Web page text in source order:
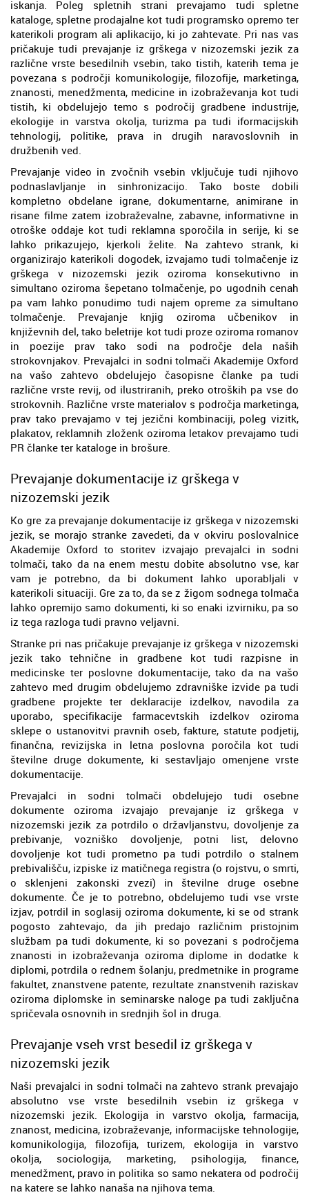
iskanja. Poleg spletnih strani prevajamo tudi spletne
kataloge, spletne prodajalne kot tudi programsko opremo ter
katerikoli program ali aplikacijo, ki jo zahtevate. Pri nas vas
pričakuje tudi prevajanje iz grškega v nizozemski jezik za
različne vrste besedilnih vsebin, tako tistih, katerih tema je
povezana s področji komunikologije, filozofije, marketinga,
znanosti, menedžmenta, medicine in izobraževanja kot tudi
tistih, ki obdelujejo temo s področij gradbene industrije,
ekologije in varstva okolja, turizma pa tudi iformacijskih
tehnologij, politike, prava in drugih naravoslovnih in
družbenih ved.
Prevajanje video in zvočnih vsebin vključuje tudi njihovo
podnaslavljanje in sinhronizacijo. Tako boste dobili
kompletno obdelane igrane, dokumentarne, animirane in
risane filme zatem izobraževalne, zabavne, informativne in
otroške oddaje kot tudi reklamna sporočila in serije, ki se
lahko prikazujejo, kjerkoli želite. Na zahtevo strank, ki
organizirajo katerikoli dogodek, izvajamo tudi tolmačenje iz
grškega v nizozemski jezik oziroma konsekutivno in
simultano oziroma šepetano tolmačenje, po ugodnih cenah
pa vam lahko ponudimo tudi najem opreme za simultano
tolmačenje. Prevajanje knjig oziroma učbenikov in
književnih del, tako beletrije kot tudi proze oziroma romanov
in poezije prav tako sodi na področje dela naših
strokovnjakov. Prevajalci in sodni tolmači Akademije Oxford
na vašo zahtevo obdelujejo časopisne članke pa tudi
različne vrste revij, od ilustriranih, preko otroških pa vse do
strokovnih. Različne vrste materialov s področja marketinga,
prav tako prevajamo v tej jezični kombinaciji, poleg vizitk,
plakatov, reklamnih zloženk oziroma letakov prevajamo tudi
PR članke ter kataloge in brošure.
Prevajanje dokumentacije iz grškega v
nizozemski jezik
Ko gre za prevajanje dokumentacije iz grškega v nizozemski
jezik, se morajo stranke zavedeti, da v okviru poslovalnice
Akademije Oxford to storitev izvajajo prevajalci in sodni
tolmači, tako da na enem mestu dobite absolutno vse, kar
vam je potrebno, da bi dokument lahko uporabljali v
katerikoli situaciji. Gre za to, da se z žigom sodnega tolmača
lahko opremijo samo dokumenti, ki so enaki izvirniku, pa so
iz tega razloga tudi pravno veljavni.
Stranke pri nas pričakuje prevajanje iz grškega v nizozemski
jezik tako tehnične in gradbene kot tudi razpisne in
medicinske ter poslovne dokumentacije, tako da na vašo
zahtevo med drugim obdelujemo zdravniške izvide pa tudi
gradbene projekte ter deklaracije izdelkov, navodila za
uporabo, specifikacije farmacevtskih izdelkov oziroma
sklepe o ustanovitvi pravnih oseb, fakture, statute podjetij,
finančna, revizijska in letna poslovna poročila kot tudi
številne druge dokumente, ki sestavljajo omenjene vrste
dokumentacije.
Prevajalci in sodni tolmači obdelujejo tudi osebne
dokumente oziroma izvajajo prevajanje iz grškega v
nizozemski jezik za potrdilo o državljanstvu, dovoljenje za
prebivanje, vozniško dovoljenje, potni list, delovno
dovoljenje kot tudi prometno pa tudi potrdilo o stalnem
prebivališču, izpiske iz matičnega registra (o rojstvu, o smrti,
o sklenjeni zakonski zvezi) in številne druge osebne
dokumente. Če je to potrebno, obdelujemo tudi vse vrste
izjav, potrdil in soglasij oziroma dokumente, ki se od strank
pogosto zahtevajo, da jih predajo različnim pristojnim
službam pa tudi dokumente, ki so povezani s področjema
znanosti in izobraževanja oziroma diplome in dodatke k
diplomi, potrdila o rednem šolanju, predmetnike in programe
fakultet, znanstvene patente, rezultate znanstvenih raziskav
oziroma diplomske in seminarske naloge pa tudi zaključna
spričevala osnovnih in srednjih šol in druga.
Prevajanje vseh vrst besedil iz grškega v
nizozemski jezik
Naši prevajalci in sodni tolmači na zahtevo strank prevajajo
absolutno vse vrste besedilnih vsebin iz grškega v
nizozemski jezik. Ekologija in varstvo okolja, farmacija,
znanost, medicina, izobraževanje, informacijske tehnologije,
komunikologija, filozofija, turizem, ekologija in varstvo
okolja, sociologija, marketing, psihologija, finance,
menedžment, pravo in politika so samo nekatera od področij
na katere se lahko nanaša na njihova tema.